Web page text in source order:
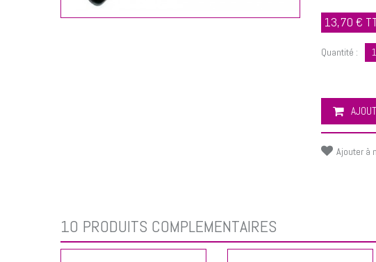
13,70 €
Quantité :
Ajouter à
10 PRODUITS COMPLÉMENTAIRES